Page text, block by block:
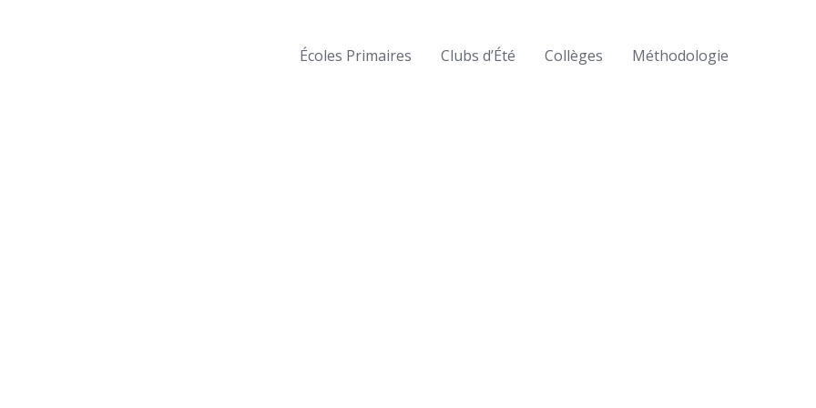
Écoles Primaires Clubs d’Été Collèges Méthodologie